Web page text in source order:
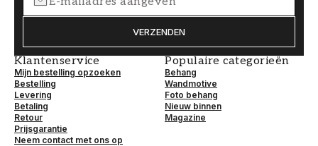
VERZENDEN
Klantenservice
Mijn bestelling opzoeken
Bestelling
Levering
Betaling
Retour
Prijsgarantie
Neem contact met ons op
Populaire categorieën
Behang
Wandmotive
Foto behang
Nieuw binnen
Magazine